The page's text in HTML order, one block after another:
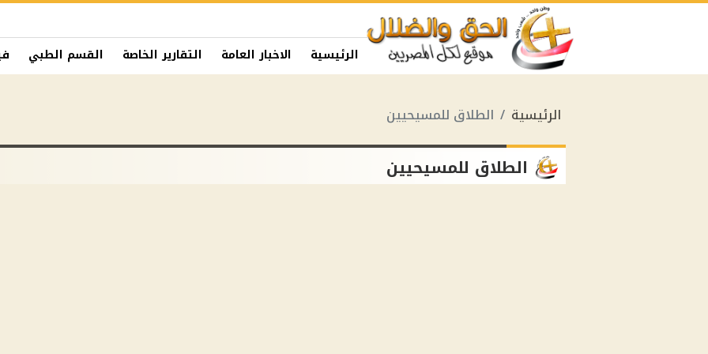
الرئيسية الاخبار العامة التقارير الخاصة القسم الطبي
الرئيسية الطلاق للمسيحيين
الطلاق للمسيحيين